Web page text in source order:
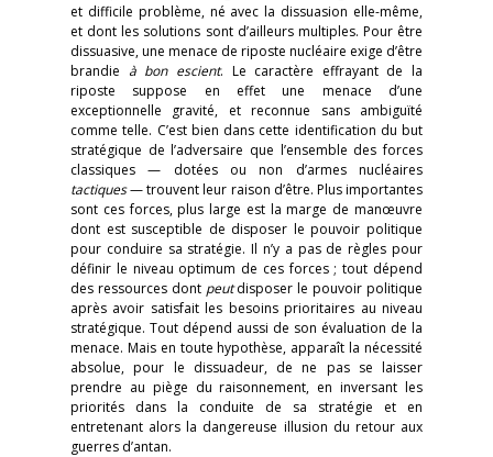
et difficile problème, né avec la dissuasion elle-même,
et dont les solutions sont d’ailleurs multiples. Pour être
dissuasive, une menace de riposte nucléaire exige d’être
brandie à bon escient. Le caractère effrayant de la
riposte suppose en effet une menace d’une
exceptionnelle gravité, et reconnue sans ambiguïté
comme telle. C’est bien dans cette identification du but
stratégique de l’adversaire que l’ensemble des forces
classiques — dotées ou non d’armes nucléaires
tactiques— trouvent leur raison d’être. Plus importantes
sont ces forces, plus large est la marge de manœuvre
dont est susceptible de disposer le pouvoir politique
pour conduire sa stratégie. Il n’y a pas de règles pour
définir le niveau optimum de ces forces ; tout dépend
des ressources dont peutdisposer le pouvoir politique
après avoir satisfait les besoins prioritaires au niveau
stratégique. Tout dépend aussi de son évaluation de la
menace. Mais en toute hypothèse, apparaît la nécessité
absolue, pour le dissuadeur, de ne pas se laisser
prendre au piège du raisonnement, en inversant les
priorités dans la conduite de sa stratégie et en
entretenant alors la dangereuse illusion du retour aux
guerres d’antan.